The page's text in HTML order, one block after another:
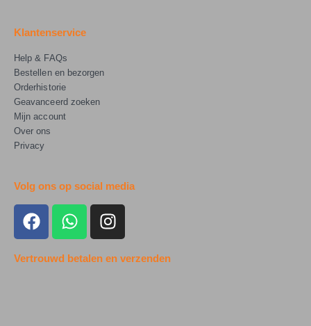
Klantenservice
Help & FAQs
Bestellen en bezorgen
Orderhistorie
Geavanceerd zoeken
Mijn account
Over ons
Privacy
Volg ons op social media
Vertrouwd betalen en verzenden